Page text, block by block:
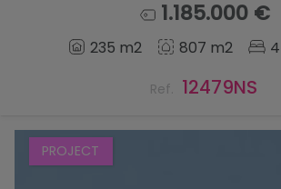
Accueil
Vendre
1.185.000 €
235 m2 807 m2 4
Ref. 12479NS
PROJECT